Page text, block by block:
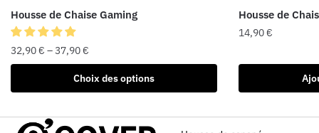
Housse de Chaise Gaming
32,90€ –37,90€
Choix des options
Housse de
14,90€